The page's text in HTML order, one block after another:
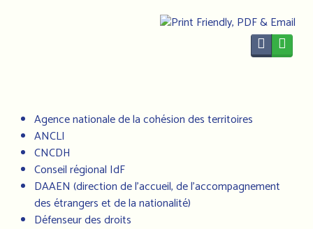
Agence nationale de la cohésion des territoires
ANCLI
CNCDH
Conseil régional IdF
DAAEN (direction de l’accueil, de l’accompagnement
des étrangers et de la nationalité)
Défenseur des droits